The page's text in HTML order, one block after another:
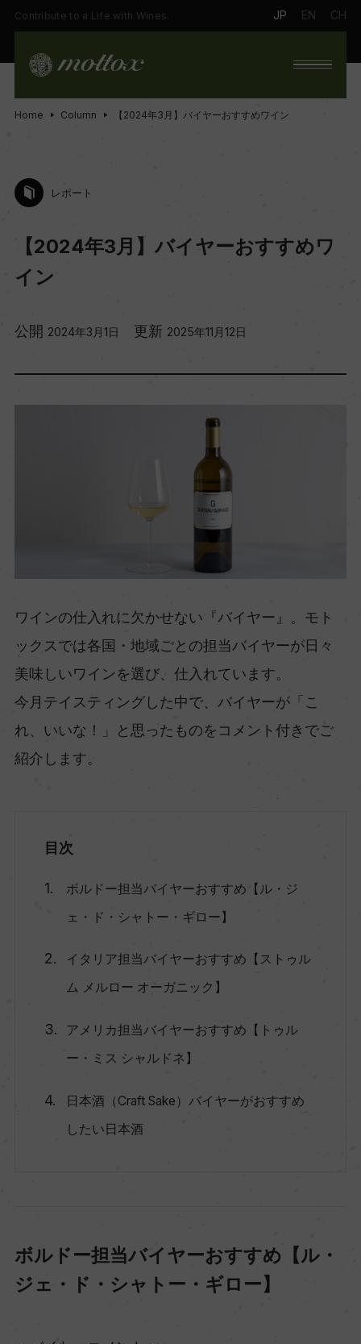
Contribute to a Life with Wines. JP EN CH
Home Column 【2024年3月】バイヤーおすすめワイン
レポート
【2024年3月】バイヤーおすすめワ
イン
公開 2024年3月1日 更新 2025年11月12日
ワインの仕入れに欠かせない『バイヤー』。モト
ックスでは各国・地域ごとの担当バイヤーが日々
美味しいワインを選び、仕入れています。
今月テイスティングした中で、バイヤーが「こ
れ、いいな！」と思ったものをコメント付きでご
紹介します。
目次
ボルドー担当バイヤーおすすめ【ル・ジ
ェ・ド・シャトー・ギロー】
イタリア担当バイヤーおすすめ【ストゥル
ム メルロー オーガニック】
アメリカ担当バイヤーおすすめ【トゥル
ー・ミス シャルドネ】
日本酒（Craft Sake）バイヤーがおすすめ
したい日本酒
ボルドー担当バイヤーおすすめ【ル・
ジェ・ド・シャトー・ギロー】